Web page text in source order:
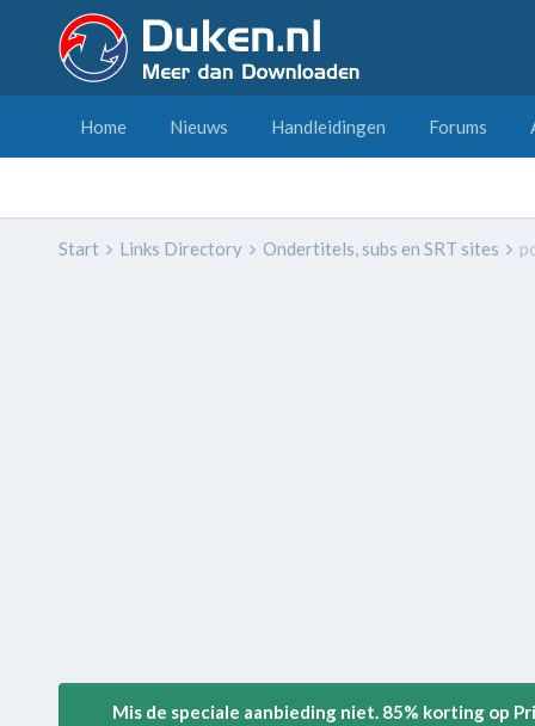
Home Nieuws Handleidingen Forums
Start Links Directory Ondertitels, subs en SRT sites
Mis de speciale aanbieding niet. 85% korting op